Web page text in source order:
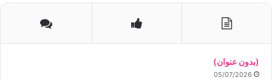
(بدون عنوان)
05/07/2026